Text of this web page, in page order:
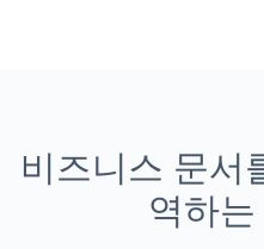
비즈니스 문서
역하